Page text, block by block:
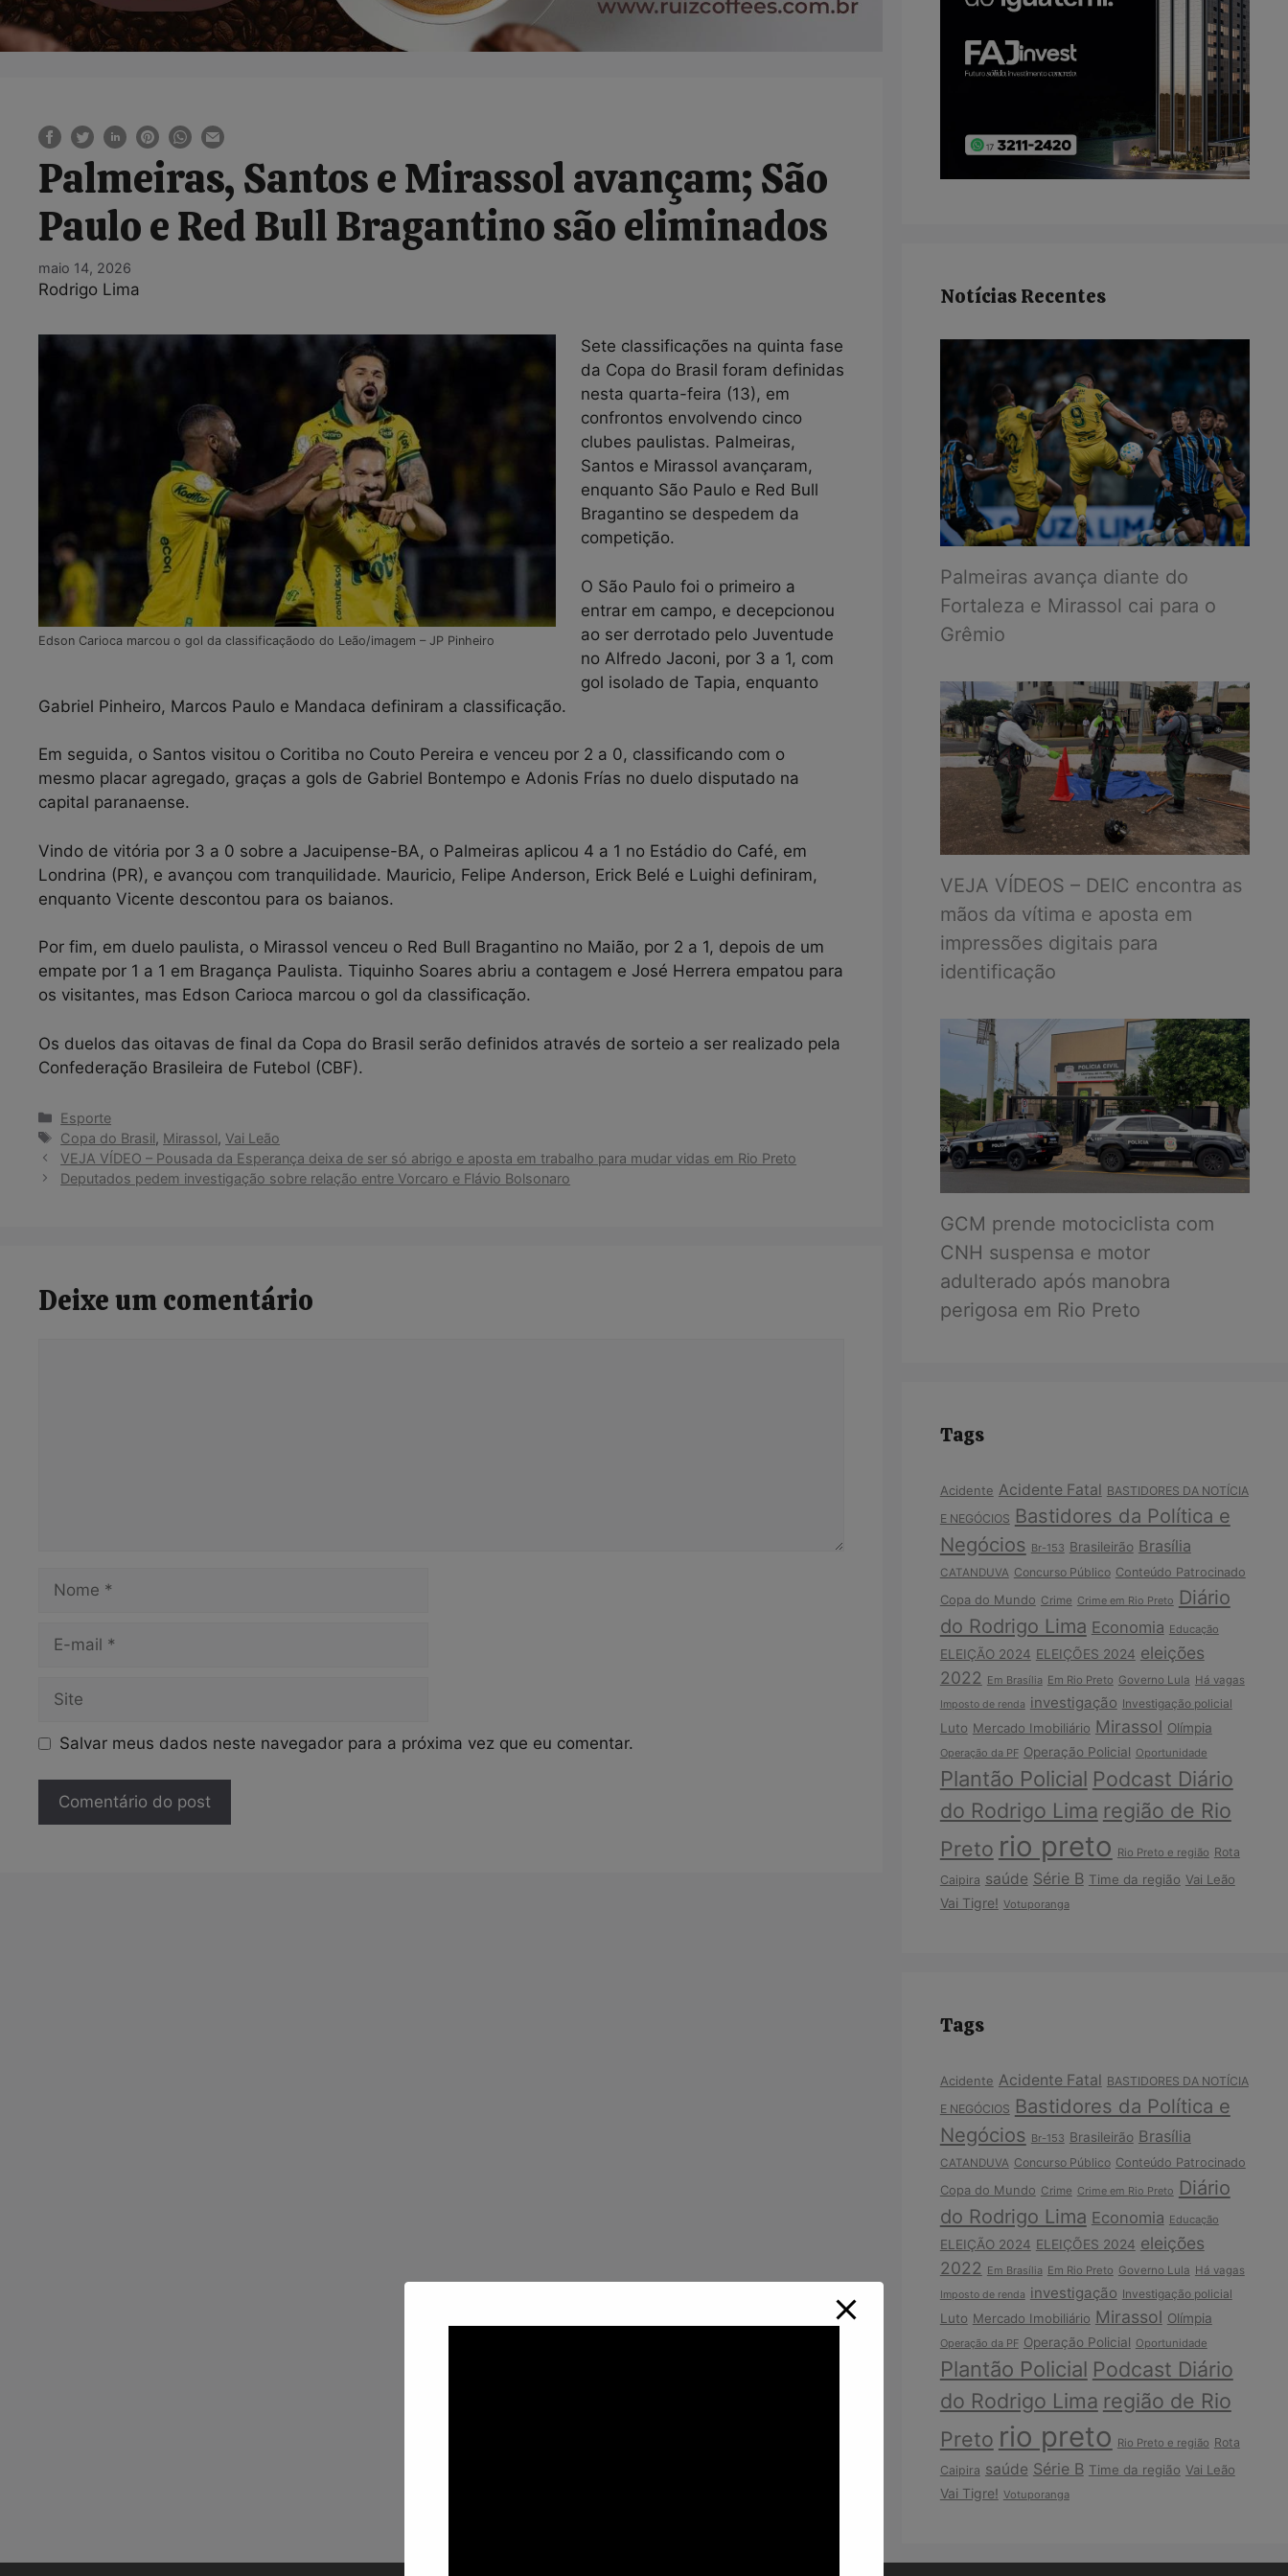
Palmeiras, Santos e Mirassol avançam; São
Paulo e Red Bull Bragantino são eliminados
maio 14, 2026
Rodrigo Lima
Edson Carioca marcou o gol da classificaçãodo do Leão/imagem – JP Pinheiro
Sete classificações na quinta fase
da Copa do Brasil foram definidas
nesta quarta-feira (13), em
confrontos envolvendo cinco
clubes paulistas. Palmeiras,
Santos e Mirassol avançaram,
enquanto São Paulo e Red Bull
Bragantino se despedem da
competição.
O São Paulo foi o primeiro a
entrar em campo, e decepcionou
ao ser derrotado pelo Juventude
no Alfredo Jaconi, por 3 a 1, com
gol isolado de Tapia, enquanto
Gabriel Pinheiro, Marcos Paulo e Mandaca definiram a classificação.
Em seguida, o Santos visitou o Coritiba no Couto Pereira e venceu por 2 a 0, classificando com o
mesmo placar agregado, graças a gols de Gabriel Bontempo e Adonis Frías no duelo disputado na
capital paranaense.
Vindo de vitória por 3 a 0 sobre a Jacuipense-BA, o Palmeiras aplicou 4 a 1 no Estádio do Café, em
Londrina (PR), e avançou com tranquilidade. Mauricio, Felipe Anderson, Erick Belé e Luighi definiram,
enquanto Vicente descontou para os baianos.
Por fim, em duelo paulista, o Mirassol venceu o Red Bull Bragantino no Maião, por 2 a 1, depois de um
empate por 1 a 1 em Bragança Paulista. Tiquinho Soares abriu a contagem e José Herrera empatou para
os visitantes, mas Edson Carioca marcou o gol da classificação.
Os duelos das oitavas de final da Copa do Brasil serão definidos através de sorteio a ser realizado pela
Confederação Brasileira de Futebol (CBF).
Categorias
Esporte
Tags
Copa do Brasil, Mirassol, Vai Leão
VEJA VÍDEO – Pousada da Esperança deixa de ser só abrigo e aposta em trabalho para mudar vidas em Rio Preto
Deputados pedem investigação sobre relação entre Vorcaro e Flávio Bolsonaro
Deixe um comentário
mail
Salvar meus dados neste navegador para a próxima vez que eu comentar.
Notícias Recentes
Palmeiras avança diante do
Fortaleza e Mirassol cai para o
Grêmio
VEJA VÍDEOS – DEIC encontra as
mãos da vítima e aposta em
impressões digitais para
identificação
GCM prende motociclista com
CNH suspensa e motor
adulterado após manobra
perigosa em Rio Preto
Tags
Acidente Acidente Fatal BASTIDORES DA NOTÍCIA
E NEGÓCIOS Bastidores da Política e
Negócios Br-153 Brasileirão Brasília
CATANDUVA Concurso Público Conteúdo Patrocinado
Copa do Mundo Crime Crime em Rio Preto Diário
do Rodrigo Lima Economia Educação
ELEIÇÃO 2024 ELEIÇÕES 2024 eleições
2022 Em Brasília Em Rio Preto Governo Lula Há vagas
Imposto de renda investigação Investigação policial
Luto Mercado Imobiliário Mirassol Olímpia
Operação da PF Operação Policial Oportunidade
Plantão Policial Podcast Diário
do Rodrigo Lima região de Rio
Preto rio preto Rio Preto e região Rota
Caipira saúde Série B Time da região Vai Leão
Vai Tigre! Votuporanga
Tags
Acidente Acidente Fatal BASTIDORES DA NOTÍCIA
E NEGÓCIOS Bastidores da Política e
Negócios Br-153 Brasileirão Brasília
CATANDUVA Concurso Público Conteúdo Patrocinado
Copa do Mundo Crime Crime em Rio Preto Diário
do Rodrigo Lima Economia Educação
ELEIÇÃO 2024 ELEIÇÕES 2024 eleições
2022 Em Brasília Em Rio Preto Governo Lula Há vagas
Imposto de renda investigação Investigação policial
Luto Mercado Imobiliário Mirassol Olímpia
Operação da PF Operação Policial Oportunidade
Plantão Policial Podcast Diário
do Rodrigo Lima região de Rio
Preto rio preto Rio Preto e região Rota
Caipira saúde Série B Time da região Vai Leão
Vai Tigre! Votuporanga